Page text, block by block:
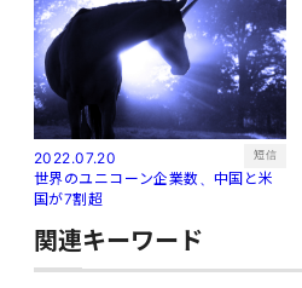
2022.07.20 短信
世界のユニコーン企業数、中国と米
国が7割超
関連キーワード